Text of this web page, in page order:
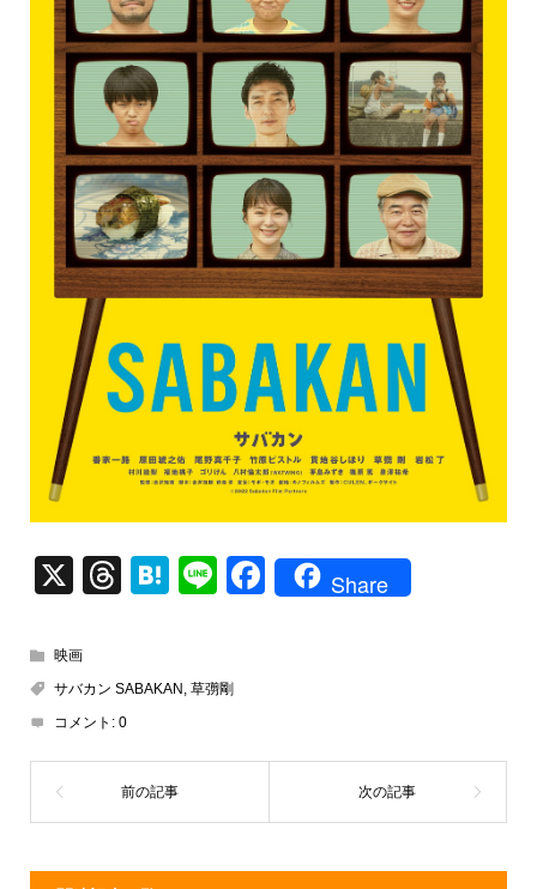
X
T
a
d
s
H
n
Li
F
o
Share
映画
サバカン SABAKAN , 草彅剛
コメント: 0